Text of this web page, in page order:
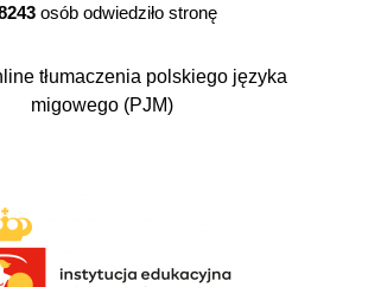
osób odwiedziło stronę
tłumaczenia polskiego języka
migowego (PJM)